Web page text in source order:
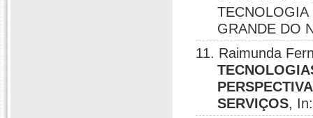
TECNOLOGIA
GRANDE DO
11. Raimunda
SERVIÇOS,